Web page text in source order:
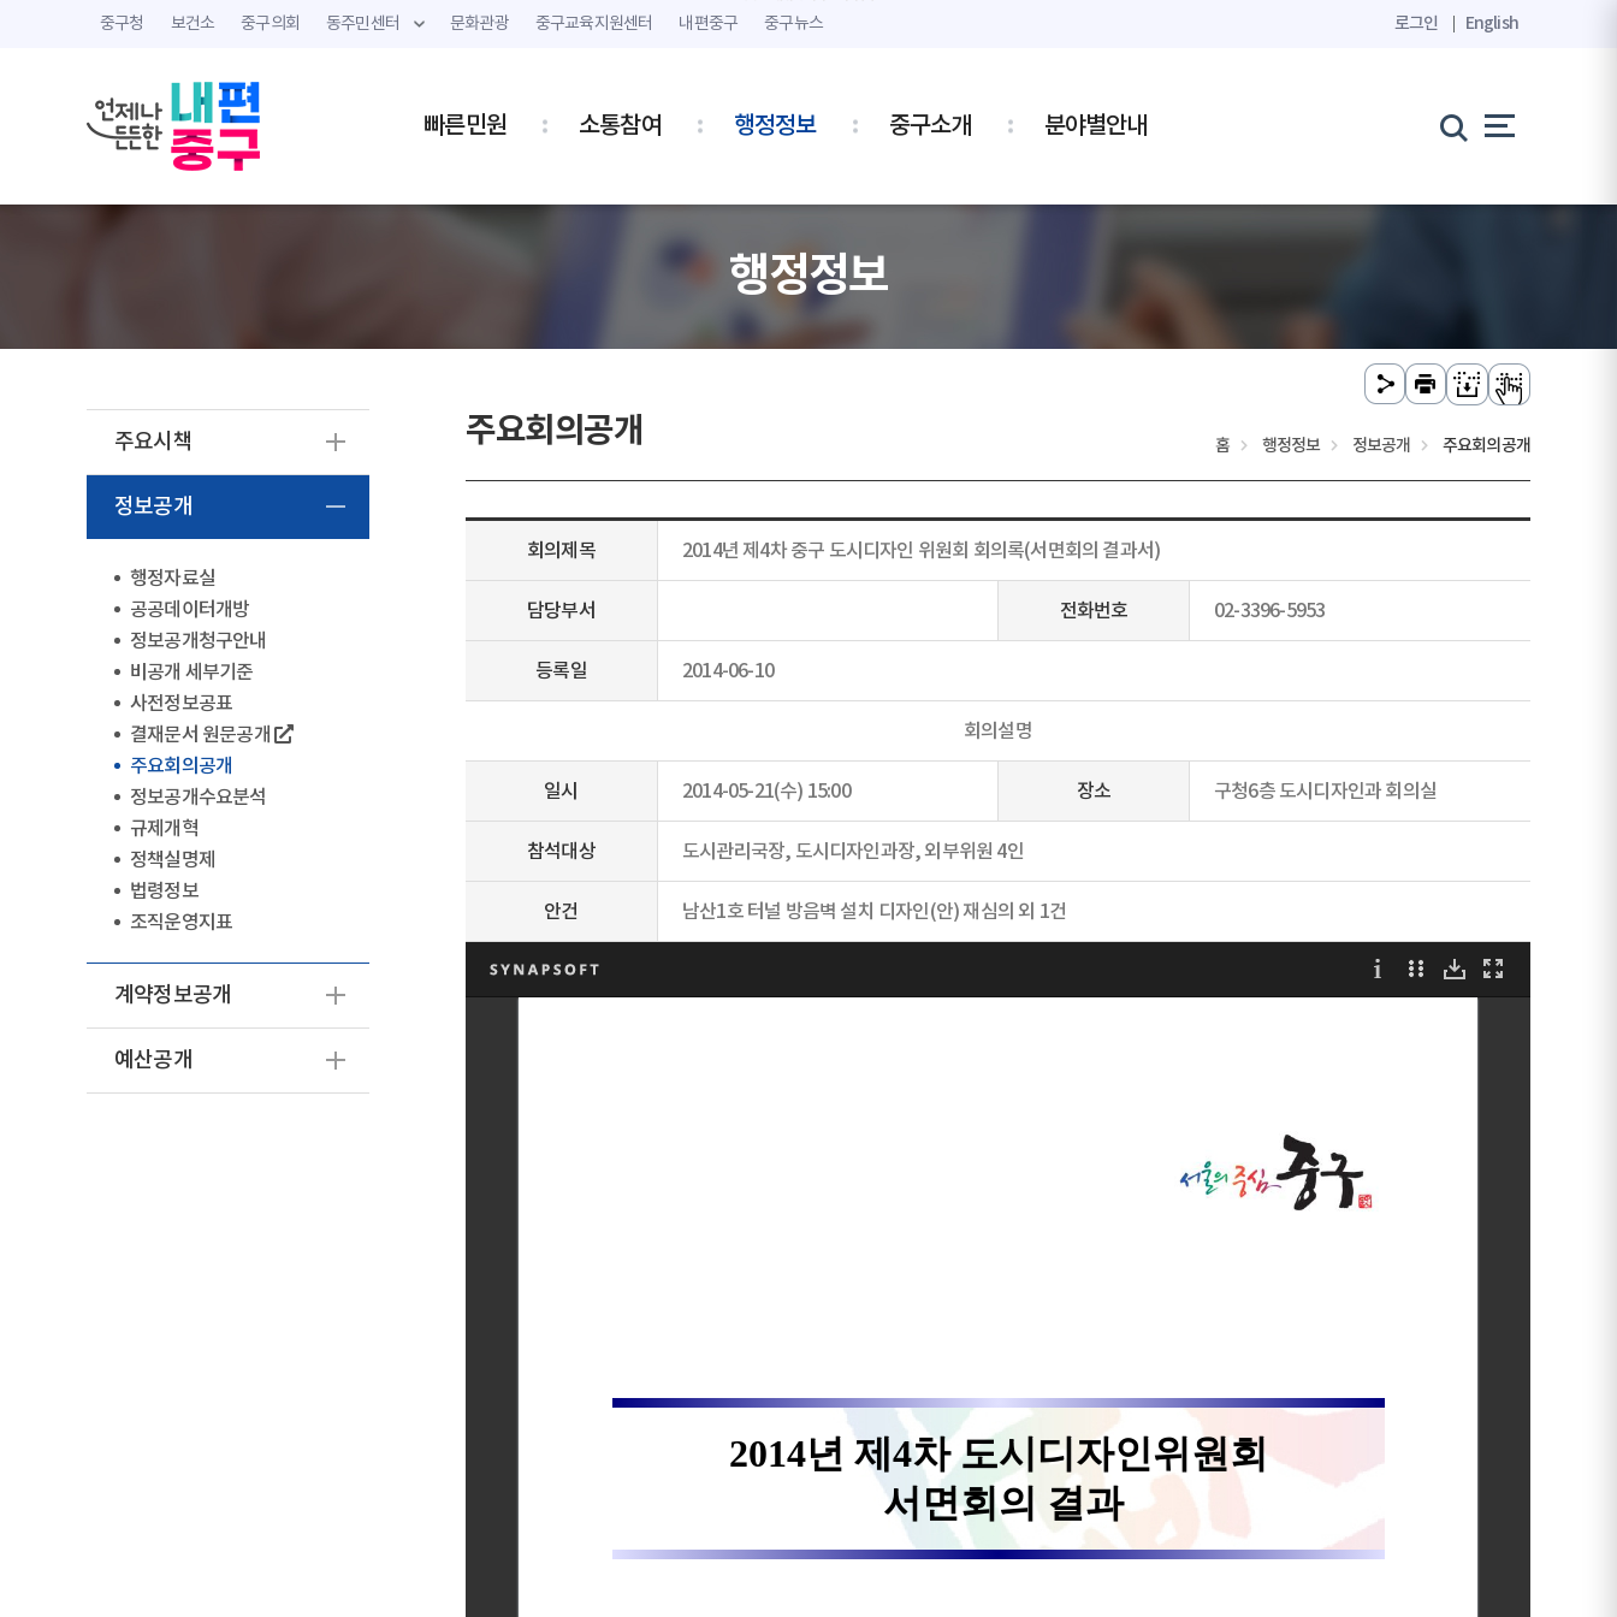
중구청 보건소 중구의회 동주민센터 문화관광 중구교육지원센터 내편중구 중구뉴스 로그인 English
빠른민원 소통참여 행정정보 중구소개 분야별안내
행정정보
주요시책
정보공개
행정자료실
공공데이터개방
정보공개청구안내
비공개 세부기준
사전정보공표
결재문서 원문공개
주요회의공개
정보공개수요분석
규제개혁
정책실명제
법령정보
조직운영지표
계약정보공개
예산공개
주요회의공개 홈 행정정보 정보공개 주요회의공개
회의제목 2014년 제4차 중구 도시디자인 위원회 회의록(서면회의 결과서)
담당부서 전화번호 02-3396-5953
등록일 2014-06-10
회의설명
일시 2014-05-21(수) 15:00 장소 구청6층 도시디자인과 회의실
참석대상 도시관리국장, 도시디자인과장, 외부위원 4인
안건 남산1호 터널 방음벽 설치 디자인(안) 재심의 외 1건